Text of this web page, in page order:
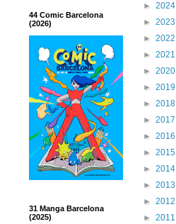
44 Comic Barcelona
(2026)
31 Manga Barcelona
(2025)
► 2024
► 2023
► 2022
► 2021
► 2020
► 2019
► 2018
► 2017
► 2016
► 2015
► 2014
► 2013
► 2012
► 2011